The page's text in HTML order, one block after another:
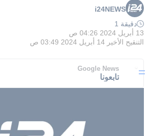
i24NEWS
دقيقة 1
13 أبريل 2024 04:26 ص
التنقيح الأخير 14 أبريل 2024 03:49 ص
Google News
تابعونا